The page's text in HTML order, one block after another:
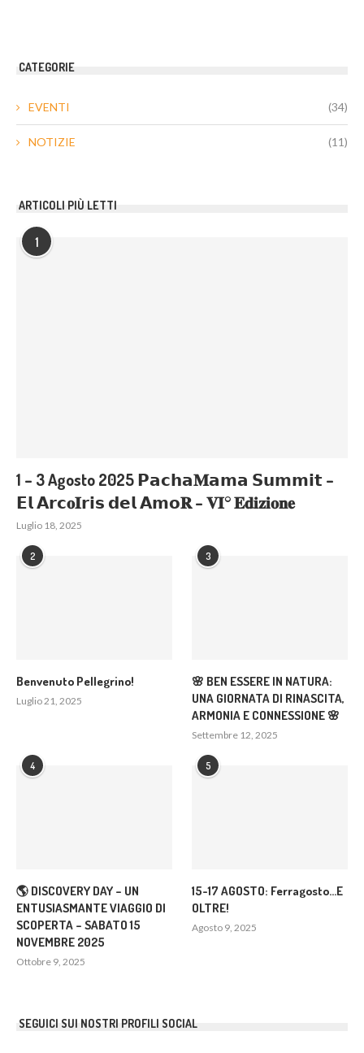
CATEGORIE
EVENTI (34)
NOTIZIE (11)
ARTICOLI PIÙ LETTI
1
1 – 3 Agosto 2025 𝗣𝗮𝗰𝗵𝗮𝐌𝗮𝗺𝗮 𝗦𝘂𝗺𝗺𝗶𝘁 –
𝗘𝗹 𝗔𝗿𝗰𝐨𝐈𝗿𝗶𝘀 𝗱𝗲𝗹 𝗔𝗺𝗼𝐑 – 𝐕𝐈° 𝐄𝐝𝐢𝐳𝐢𝐨𝐧𝐞
Luglio 18, 2025
2
Benvenuto Pellegrino!
Luglio 21, 2025
3
🌸 BEN ESSERE IN NATURA:
UNA GIORNATA DI RINASCITA,
ARMONIA E CONNESSIONE 🌸
Settembre 12, 2025
4
🌎 DISCOVERY DAY – UN
ENTUSIASMANTE VIAGGIO DI
SCOPERTA – SABATO 15
NOVEMBRE 2025
Ottobre 9, 2025
5
15-17 AGOSTO: Ferragosto…E
OLTRE!
Agosto 9, 2025
SEGUICI SUI NOSTRI PROFILI SOCIAL